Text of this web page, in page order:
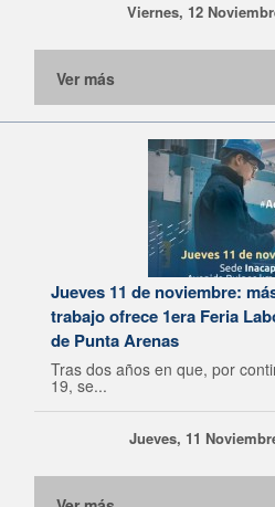
Viernes, 12
Ver más
Jueves 11 de noviembre:
trabajo ofrece 1era Feria
de Punta Arenas
Tras dos años en que, por
19, se...
Jueves, 11